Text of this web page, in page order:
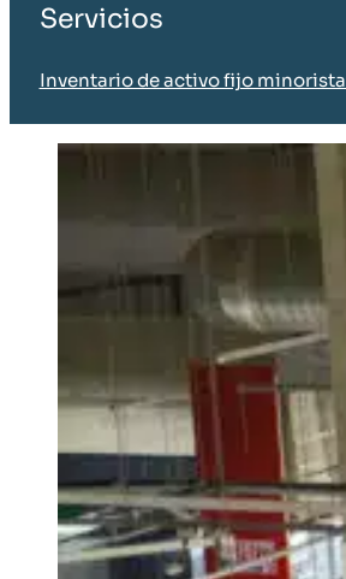
Servicios
Inventario de activo fijo minorista